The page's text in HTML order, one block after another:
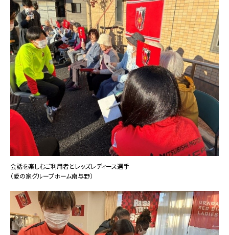
会話を楽しむご利用者とレッズレディース選手
（愛の家グループホーム南与野）